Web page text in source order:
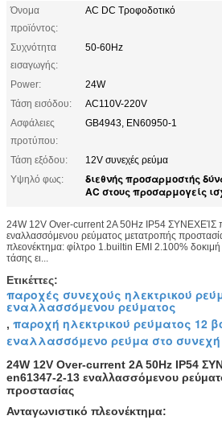
Όνομα
προϊόντος:
AC DC Τροφοδοτικό
Συχνότητα
εισαγωγής:
50-60Hz
Power:
24W
Τάση εισόδου:
AC110V-220V
Ασφάλειες
προτύπου:
GB4943, EN60950-1
Τάση εξόδου:
12V συνεχές ρεύμα
Υψηλό φως:
διεθνής προσαρμοστής
AC στους προσαρμογείς
24W 12V Over-current 2A 50Hz IP54 ΣΥΝΕΧΕΊΣ
εναλλασσόμενου ρεύματος μετατροπής
πλεονέκτημα: φίλτρο 1.builtin EMI 2.100%
τάσης ει...
Ετικέττες:
παροχές συνεχούς ηλεκτρικού
εναλλασσόμενου ρεύματος
, παροχή ηλεκτρικού ρεύματος 12
εναλλασσόμενο ρεύμα στο
24W 12V Over-current 2A 50Hz IP54
en61347-2-13 εναλλασσόμενου
προστασίας
Ανταγωνιστικό πλεονέκτημα: